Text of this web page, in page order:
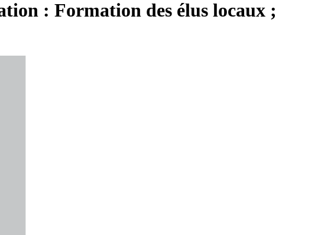
: Formation des élus locaux ;